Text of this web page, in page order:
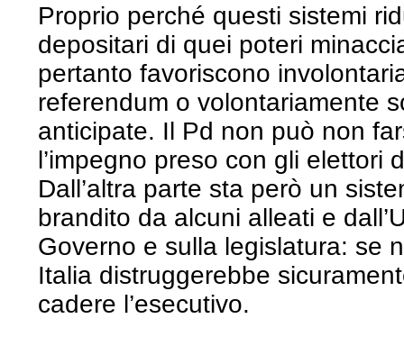
Proprio perché questi sistemi
depositari di quei poteri
pertanto favoriscono
referendum o volontariamente
anticipate. Il Pd non può non
l’impegno preso con gli elettori
Dall’altra parte sta però un
brandito da alcuni alleati e
Governo e sulla legislatura: se
Italia distruggerebbe
cadere l’esecutivo.